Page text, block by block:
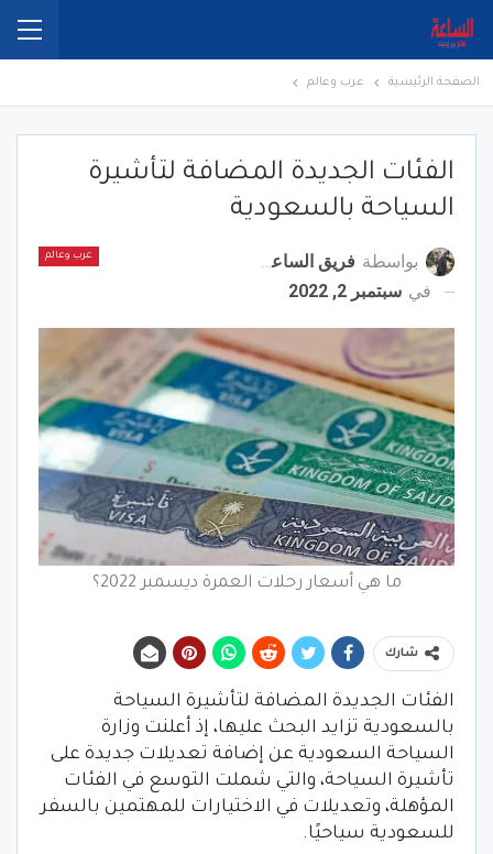
الصفحة الرئيسية عرب وعالم
الفئات الجديدة المضافة لتأشيرة
السياحة بالسعودية
عرب وعالم بواسطة فريق الساعة برس
في سبتمبر 2, 2022
ما هي أسعار رحلات العمرة ديسمبر 2022؟
شارك
الفئات الجديدة المضافة لتأشيرة السياحة
بالسعودية تزايد البحث عليها، إذ أعلنت وزارة
السياحة السعودية عن إضافة تعديلات جديدة على
تأشيرة السياحة، والتي شملت التوسع في الفئات
المؤهلة، وتعديلات في الاختيارات للمهتمين بالسفر
للسعودية سياحيًا.